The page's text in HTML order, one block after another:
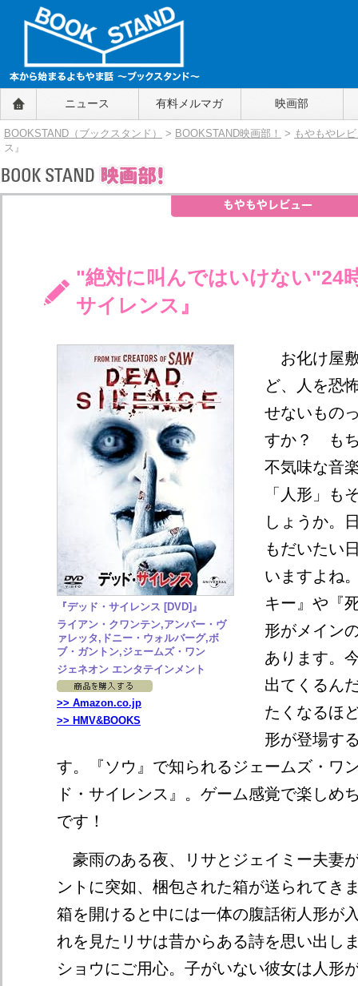
BOOKSTAND（ブックスタンド）
～本から始まるよもやま話～
BOOKSTAND（ブ
ックスタンド）
ニュース 有料メルマガ 映画部
BOOKSTAND（ブックスタンド） > BOOKSTAND映画部！ > もやもやレ
ス』
"絶対に叫んではいけない"24
サイレンス』
『デッド・サイレンス [DVD]』
ライアン・クワンテン,アンバー・ヴ
ァレッタ,ドニー・ウォルバーグ,ボ
ブ・ガントン,ジェームズ・ワン
ジェネオン エンタテインメント
>> Amazon.co.jp
>> HMV&BOOKS
お化け屋
ど、人を恐
せないもの
すか？ も
不気味な音
「人形」も
しょうか。
もだいたい
いますよね
キー』や『
形がメイン
あります。
出てくるん
たくなるほ
形が登場す
す。『ソウ』で知られるジェームズ・ワ
ド・サイレンス』。ゲーム感覚で楽しめ
です！
豪雨のある夜、リサとジェイミー夫妻
ントに突如、梱包された箱が送られてき
箱を開けると中には一体の腹話術人形が
れを見たリサは昔からある詩を思い出し
ショウにご用心。子がいない彼女は人形